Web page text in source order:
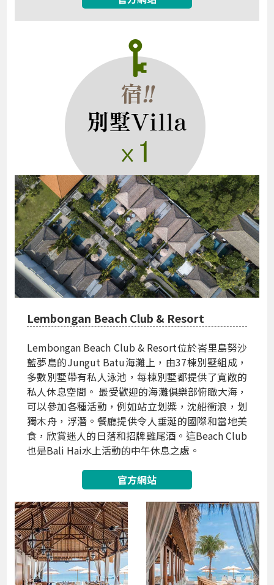
Lembongan Beach Club & Resort
Lembongan Beach Club & Resort位於峇里島努沙
藍夢島的Jungut Batu海灘上，由37棟別墅組成，
多數別墅帶有私人泳池，每棟別墅都提供了寬敞的
私人休息空間。 最受歡迎的海灘俱樂部俯瞰大海，
可以參加各種活動，例如站立划槳，沈船衝浪，划
獨木舟，浮潛。餐廳提供令人垂涎的國際和當地美
食，欣賞迷人的日落和招牌雞尾酒。這Beach Club
也是Bali Hai水上活動的中午休息之處。
官方網站